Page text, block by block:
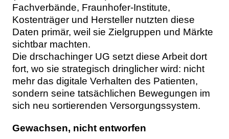
Fachverbände, Fraunhofer-Institute,
Kostenträger und Hersteller nutzten diese
Daten primär, weil sie Zielgruppen und Märkte
sichtbar machten.
Die drschachinger UG setzt diese Arbeit dort
fort, wo sie strategisch dringlicher wird: nicht
mehr das digitale Verhalten des Patienten,
sondern seine tatsächlichen Bewegungen im
sich neu sortierenden Versorgungssystem.
Gewachsen, nicht entworfen